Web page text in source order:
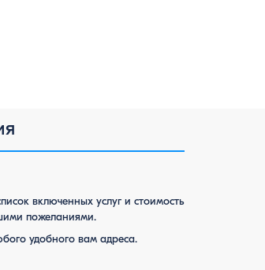
включенных услуг и стоимость
пожеланиями.
удобного вам адреса.